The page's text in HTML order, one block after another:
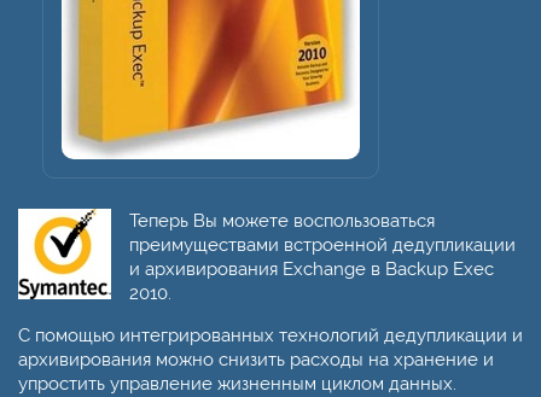
Теперь Вы можете воспользоваться
преимуществами встроенной дедупликации
и архивирования Exchange в Backup Exec
2010.
С помощью интегрированных технологий дедупликации и
архивирования можно снизить расходы на хранение и
упростить управление жизненным циклом данных.